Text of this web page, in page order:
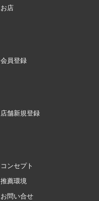
お店
会員登録
店舗新規登録
コンセプト
推薦環境
お問い合せ